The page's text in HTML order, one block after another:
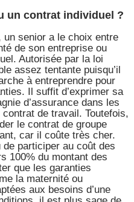
un contrat individuel ?
un senior a le choix entre
de son entreprise ou
Autorisée par la loi
assez tentante puisqu’il
à entreprendre pour
Il suffit d’exprimer sa
d’assurance dans les
de travail. Toutefois,
le contrat de groupe
car il coûte très cher.
de participer au coût des
100% du montant des
que les garanties
la maternité ou
aux besoins d’une